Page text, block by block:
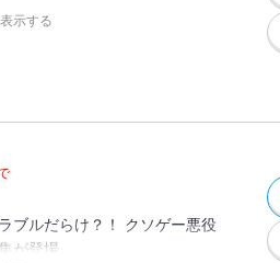
点）
るけど、男の子じゃ女子バトル
も、おとなしくなんかしてられ
す。とはいえ、セオリー通りの
なく、令嬢同士のトンデモバト
のダンジョンに閉じ込められ
ロの気弱聖女セシリアと、腹黒
示する
ブルだらけ？！ クソゲー悪役
が登場。